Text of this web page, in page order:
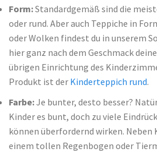
Form:Standardgemäß sind die
oder rund. Aber auch Teppiche in
oder Wolken findest du in unserem
hier ganz nach dem Geschmack
übrigen Einrichtung des
Produkt ist der Kinderteppich rund.
Farbe:Je bunter, desto besser?
Kinder es bunt, doch zu viele
können überfordernd wirken.
einem tollen Regenbogen oder